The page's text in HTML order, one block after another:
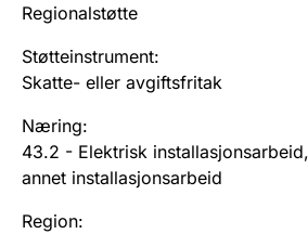
Regionalstøtte
Støtteinstrument:
Skatte- eller avgiftsfritak
Næring:
43.2 - Elektrisk
annet installasjonsarbeid
Region: